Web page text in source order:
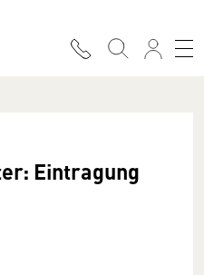
Eintragung